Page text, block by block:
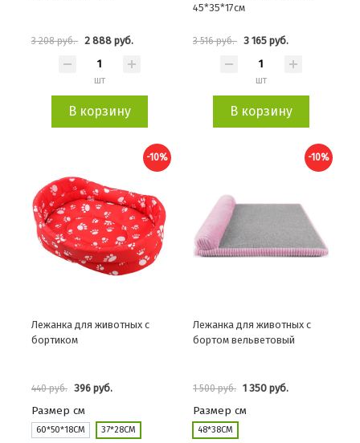
3 208 руб. 2 888 руб.
шт
В корзину
45*35*17см
3 516 руб. 3 165 руб.
шт
В корзину
-10%
Лежанка для животных с
бортиком
440 руб. 396 руб.
Размер см
60*50*18СМ 37*28СМ
-10%
Лежанка для животных с
бортом вельветовый
1 500 руб. 1 350 руб.
Размер см
48*38СМ